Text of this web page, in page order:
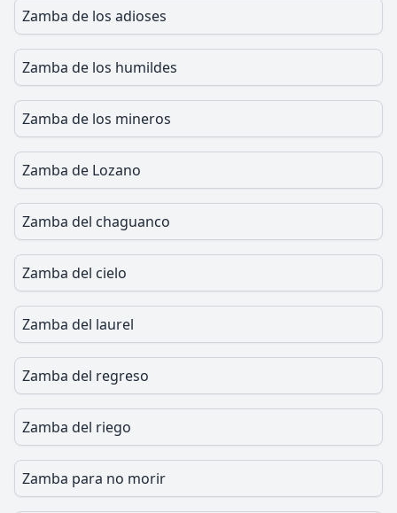
Zamba de los adioses
Zamba de los humildes
Zamba de los mineros
Zamba de Lozano
Zamba del chaguanco
Zamba del cielo
Zamba del laurel
Zamba del regreso
Zamba del riego
Zamba para no morir